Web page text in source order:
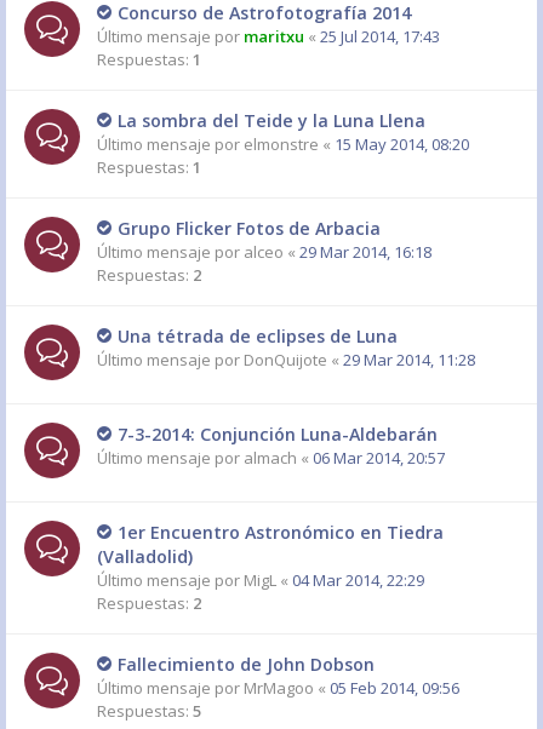
Concurso de Astrofotografía 2014
Último mensaje por maritxu « 25 Jul 2014, 17:43
Respuestas: 1
La sombra del Teide y la Luna Llena
Último mensaje por elmonstre « 15 May 2014, 08:20
Respuestas: 1
Grupo Flicker Fotos de Arbacia
Último mensaje por alceo « 29 Mar 2014, 16:18
Respuestas: 2
Una tétrada de eclipses de Luna
Último mensaje por DonQuijote « 29 Mar 2014, 11:28
7-3-2014: Conjunción Luna-Aldebarán
Último mensaje por almach « 06 Mar 2014, 20:57
1er Encuentro Astronómico en Tiedra
(Valladolid)
Último mensaje por MigL « 04 Mar 2014, 22:29
Respuestas: 2
Fallecimiento de John Dobson
Último mensaje por MrMagoo « 05 Feb 2014, 09:56
Respuestas: 5